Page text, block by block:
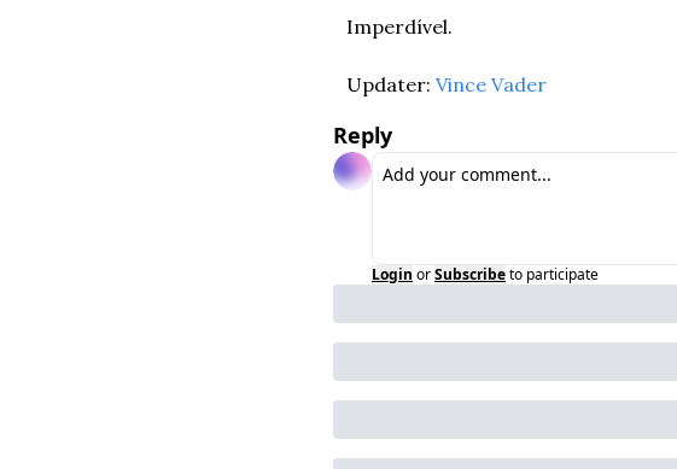
Imperdível.
Updater: Vince Vader
Reply
Login orSubscribeto participate